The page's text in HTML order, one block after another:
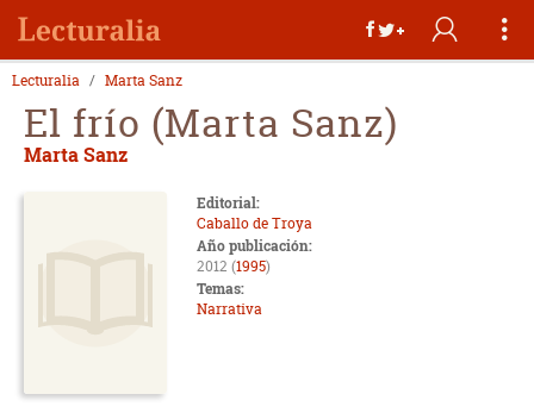
Lecturalia Marta Sanz
El frío (Marta Sanz)
Marta Sanz
Editorial:
Caballo de Troya
Año publicación:
2012 (1995)
Temas:
Narrativa